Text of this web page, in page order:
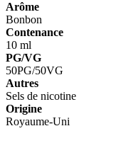
Arôme
Bonbon
Contenance
10 ml
PG/VG
50PG/50VG
Autres
Sels de nicotine
Origine
Royaume-Uni